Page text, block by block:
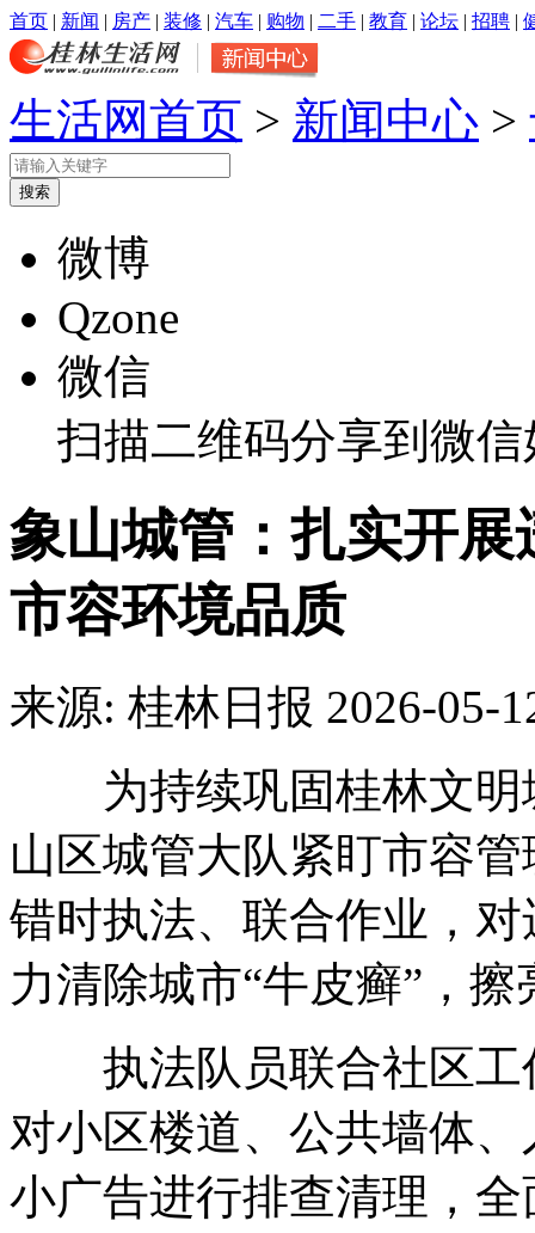
首页 | 新闻 | 房产 | 装修 | 汽车 | 购物 | 二手 | 教育 | 论坛 | 招聘 |
生活网首页 > 新闻中心 >
微博
Qzone
微信
扫描二维码分享到微
象山城管：扎实开
市容环境品质
来源: 桂林日报 2026-05-
为持续巩固桂林文明
山区城管大队紧盯市容
错时执法、联合作业，
力清除城市“牛皮癣”，
执法队员联合社区工
对小区楼道、公共墙体
小广告进行排查清理，